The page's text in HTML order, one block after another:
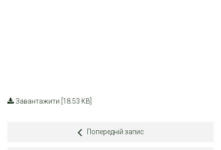
Завантажити [18.53 KB]
Попередній запис